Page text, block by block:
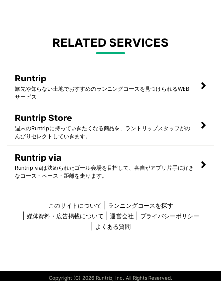
RELATED SERVICES
Runtrip
旅先や知らない土地でおすすめのランニングコースを見つけられるWEB
サービス
Runtrip Store
週末のRuntripに持っていきたくなる商品を、ラントリップスタッフがの
んびりセレクトしていきます。
Runtrip via
Runtrip viaは決められたゴール会場を目指して、各自がアプリ片手に好き
なコース・ペース・距離を走ります。
このサイトについて
ランニングコースを探す
媒体資料・広告掲載について
運営会社
プライバシーポリシー
よくある質問
Copyright (C) 2026 Runtrip, Inc. All Rights Reserved.